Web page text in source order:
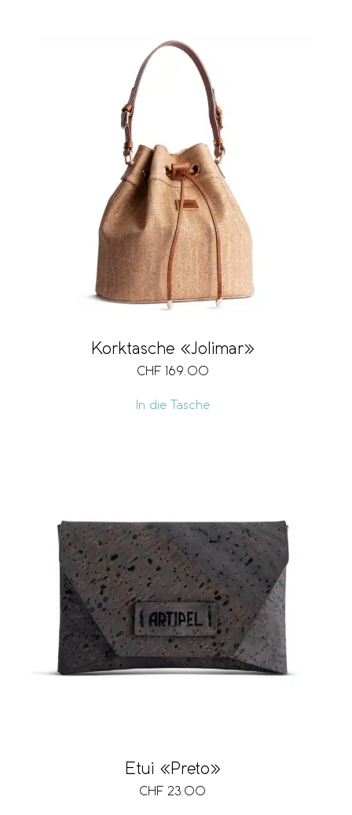
Korktasche «Jolimar»
CHF 169.00
In die Tasche
Etui «Preto»
CHF 23.00